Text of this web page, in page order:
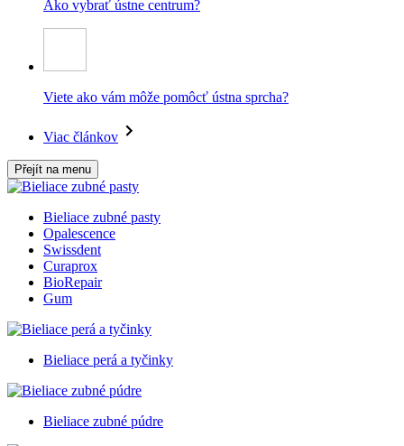
Ako vybrať ústne centrum?
Viete ako vám môže pomôcť ústna sprcha?
Viac článkov
Přejít na menu
Bieliace zubné pasty
Opalescence
Swissdent
Curaprox
BioRepair
Gum
Bieliace perá a tyčinky
Bieliace zubné púdre